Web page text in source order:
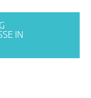
IN